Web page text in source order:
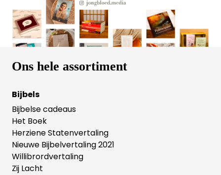
Ons hele assortiment
Bijbels
Bijbelse cadeaus
Het Boek
Herziene Statenvertaling
Nieuwe Bijbelvertaling 2021
Willibrordvertaling
Zij Lacht